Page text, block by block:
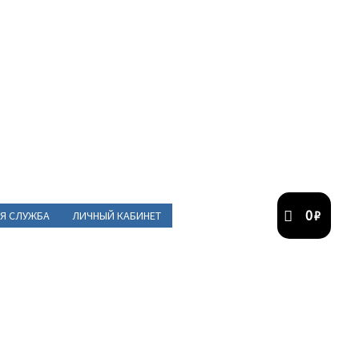
СЛУЖБА ЛИЧНЫЙ КАБИНЕТ 0₽